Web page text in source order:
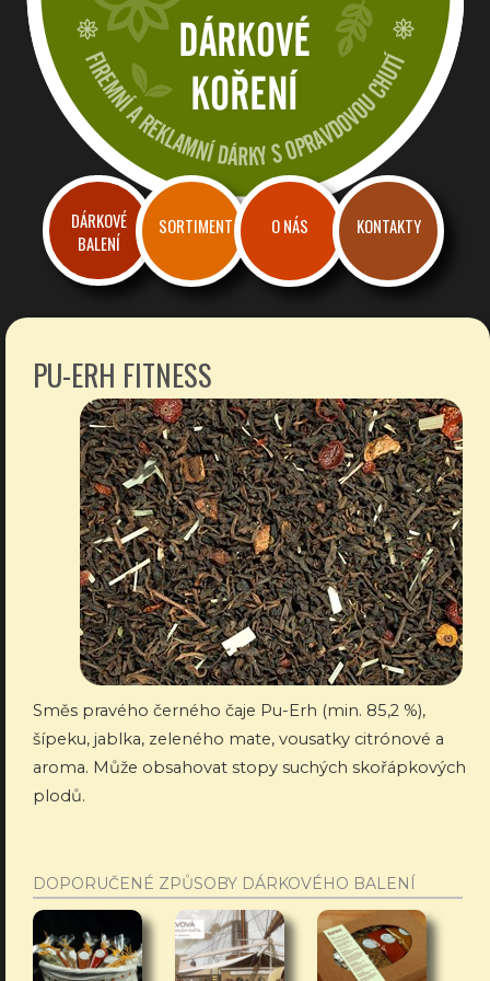
Dárkové a reklamní koření
Firemní dárky a reklama s chutí
DÁRKOVÉ
BALENÍ
SORTIMENT O NÁS KONTAKTY
PU-ERH FITNESS
Směs pravého černého čaje Pu-Erh (min. 85,2 %),
šípeku, jablka, zeleného mate, vousatky citrónové a
aroma. Může obsahovat stopy suchých skořápkových
plodů.
DOPORUČENÉ ZPŮSOBY DÁRKOVÉHO BALENÍ